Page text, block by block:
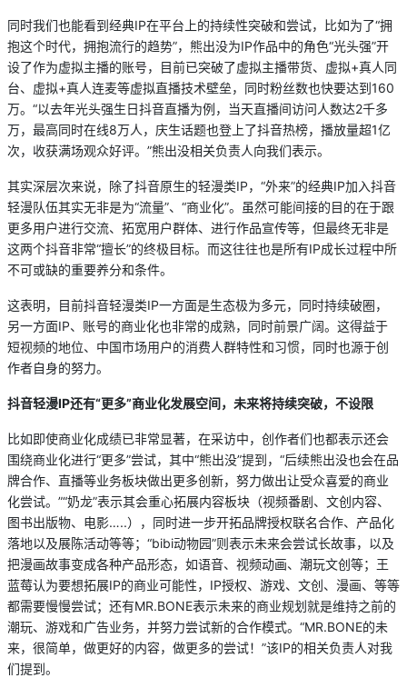
同时我们也能看到经典IP在平台上的持续性突破和尝试，比如为了“拥
抱这个时代，拥抱流行的趋势”，熊出没为IP作品中的角色“光头强”开
设了作为虚拟主播的账号，目前已突破了虚拟主播带货、虚拟+真人同
台、虚拟+真人连麦等虚拟直播技术壁垒，同时粉丝数也快要达到160
万。“以去年光头强生日抖音直播为例，当天直播间访问人数达2千多
万，最高同时在线8万人，庆生话题也登上了抖音热榜，播放量超1亿
次，收获满场观众好评。”熊出没相关负责人向我们表示。
其实深层次来说，除了抖音原生的轻漫类IP，“外来”的经典IP加入抖音
轻漫队伍其实无非是为“流量”、“商业化”。虽然可能间接的目的在于跟
更多用户进行交流、拓宽用户群体、进行作品宣传等，但最终无非是
这两个抖音非常“擅长”的终极目标。而这往往也是所有IP成长过程中所
不可或缺的重要养分和条件。
这表明，目前抖音轻漫类IP一方面是生态极为多元，同时持续破圈，
另一方面IP、账号的商业化也非常的成熟，同时前景广阔。这得益于
短视频的地位、中国市场用户的消费人群特性和习惯，同时也源于创
作者自身的努力。
抖音轻漫IP还有“更多”商业化发展空间，未来将持续突破，不设限
比如即使商业化成绩已非常显著，在采访中，创作者们也都表示还会
围绕商业化进行“更多”尝试，其中“熊出没”提到，“后续熊出没也会在品
牌合作、直播等业务板块做出更多创新，努力做出让受众喜爱的商业
化尝试。”“奶龙”表示其会重心拓展内容板块（视频番剧、文创内容、
图书出版物、电影…..），同时进一步开拓品牌授权联名合作、产品化
落地以及展陈活动等等；“bibi动物园”则表示未来会尝试长故事，以及
把漫画故事变成各种产品形态，如语音、视频动画、潮玩文创等；王
蓝莓认为要想拓展IP的商业可能性，IP授权、游戏、文创、漫画、等等
都需要慢慢尝试；还有MR.BONE表示未来的商业规划就是维持之前的
潮玩、游戏和广告业务，并努力尝试新的合作模式。“MR.BONE的未
来，很简单，做更好的内容，做更多的尝试！”该IP的相关负责人对我
们提到。